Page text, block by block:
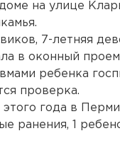
на улице
7-летняя
в оконный
ребенка
проверка.
года в
ранения, 1